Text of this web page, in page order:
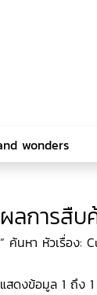
ผลการสืบ
“ ค้นหา หัวเรื่อง:
แสดงข้อมูล 1 ถึง